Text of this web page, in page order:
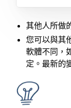
其他人所做
您可以與其
軟體不同，
定。最新的